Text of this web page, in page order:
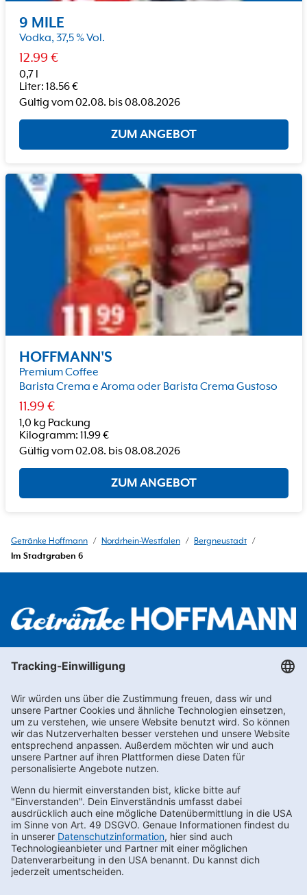
9 MILE
Vodka, 37,5 % Vol.
12.99 €
0,7 l
Liter: 18.56€
Gültig vom02.08. bis08.08.2026
ZUM ANGEBOT
HOFFMANN'S
Premium Coffee
Barista Crema e Aroma oder Barista Crema Gustoso
11.99 €
1,0 kg Packung
Kilogramm: 11.99€
Gültig vom02.08. bis08.08.2026
ZUM ANGEBOT
Getränke Hoffmann / Nordrhein-Westfalen / Bergneustadt /
Im Stadtgraben 6
Newsletter abonnieren
Kontakt
FAQs
Karriere
Datenschutz